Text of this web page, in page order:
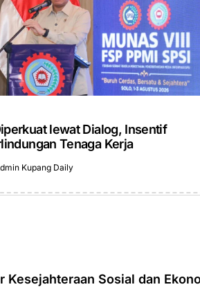
lewat Dialog, Insentif
Tenaga Kerja
Kupang Daily
Kesejahteraan Sosial dan